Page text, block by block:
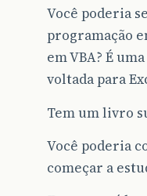
Você poderia
programação
em VBA? É
voltada para
Tem um livro
Você poderia
começar a